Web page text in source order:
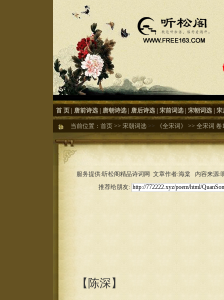
首 页 唐前诗选 唐朝诗选 唐后诗选 宋前词选 宋朝词选 宋
当前位置： 首页 >> 宋朝词选 >> 《全宋词》 >> 全宋词 卷
服务提供:听松阁精品诗词网 文章作者:海棠 内容来源
推荐给朋友:
【陈深】